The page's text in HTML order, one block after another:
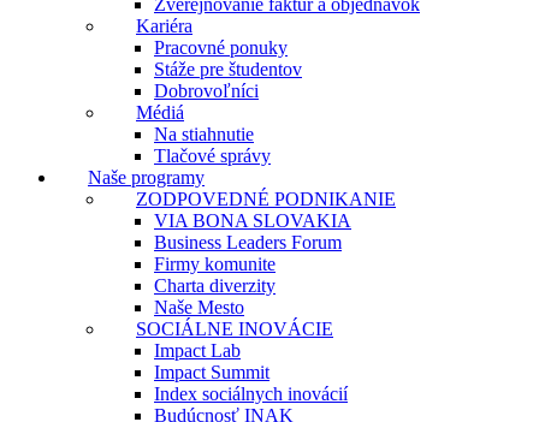
Kariéra
Pracovné ponuky
Stáže pre študentov
Dobrovoľníci
Médiá
Na stiahnutie
Tlačové správy
Naše programy
ZODPOVEDNÉ PODNIKANIE
VIA BONA SLOVAKIA
Business Leaders Forum
Firmy komunite
Charta diverzity
Naše Mesto
SOCIÁLNE INOVÁCIE
Impact Lab
Impact Summit
Index sociálnych inovácií
Budúcnosť INAK